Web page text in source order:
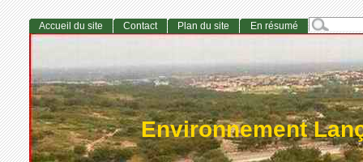
Environnement
Accueil du site Contact Plan du site En résumé